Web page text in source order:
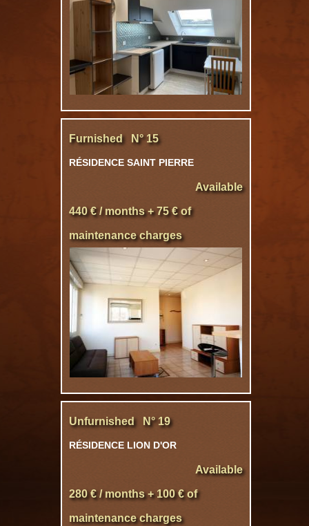
Furnished N° 15
RÉSIDENCE SAINT PIERRE
Available
440 € / months + 75 € of
maintenance charges
Unfurnished N° 19
RÉSIDENCE LION D'OR
Available
280 € / months + 100 € of
maintenance charges